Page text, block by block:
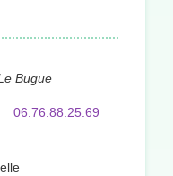
Bugue
06.76.88.25.69